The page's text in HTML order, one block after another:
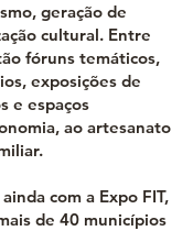
geração de
cultural. Entre
fóruns temáticos,
exposições de
e espaços
ao artesanato
com a Expo FIT,
de 40 municípios